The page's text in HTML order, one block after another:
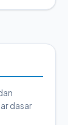
dasar